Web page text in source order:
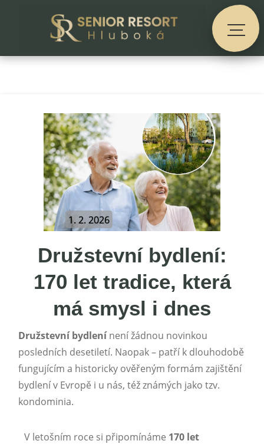
Družstevní bydlení:
170 let tradice, která
má smysl i dnes
Družstevní bydlenínení žádnou novinkou
posledních desetiletí. Naopak – patří k dlouhodobě
fungujícím a historicky ověřeným formám zajištění
bydlení v Evropě i u nás, též známých jako tzv.
kondominia.
1. 2. 2026
V letošním roce si připomínáme 170 let